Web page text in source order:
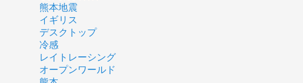
熊本地震
イギリス
デスクトップ
冷感
レイトレーシング
オープンワールド